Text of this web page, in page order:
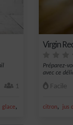
1
glace, pamplemousse
Virgin
Préparez-
avec ce
Facile
citron, jus